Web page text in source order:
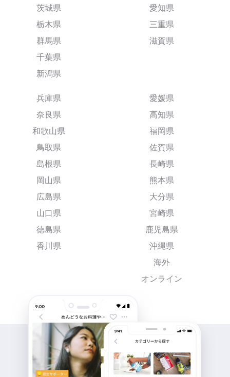
茨城県
栃木県
群馬県
千葉県
新潟県
愛知県
三重県
滋賀県
兵庫県
奈良県
和歌山県
鳥取県
島根県
岡山県
広島県
山口県
徳島県
香川県
愛媛県
高知県
福岡県
佐賀県
長崎県
熊本県
大分県
宮崎県
鹿児島県
沖縄県
海外
オンライン